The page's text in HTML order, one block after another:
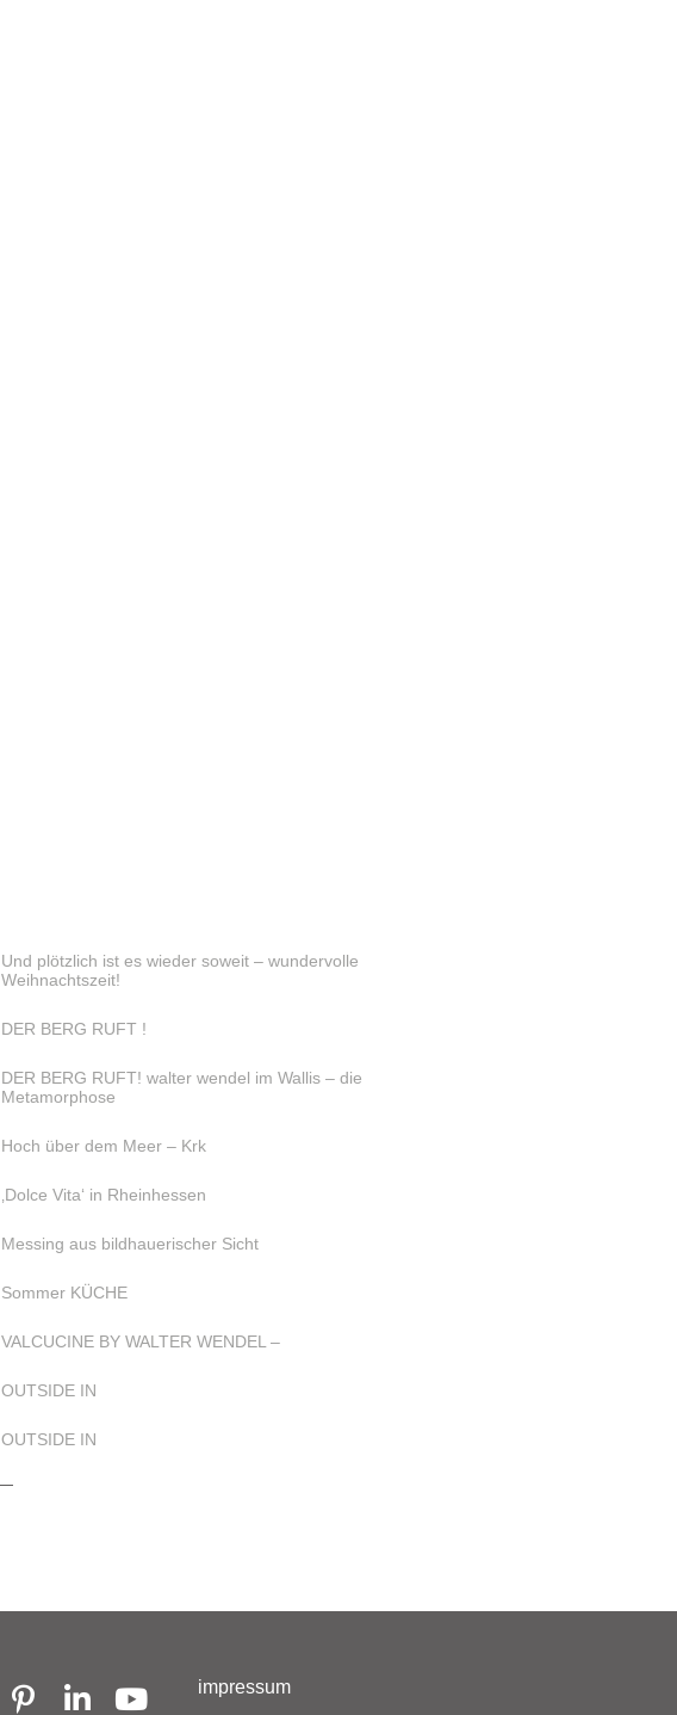
Und plötzlich ist es wieder soweit – wundervolle
Weihnachtszeit!
DER BERG RUFT !
DER BERG RUFT! walter wendel im Wallis – die
Metamorphose
Hoch über dem Meer – Krk
‚Dolce Vita‘ in Rheinhessen
Messing aus bildhauerischer Sicht
Sommer KÜCHE
VALCUCINE BY WALTER WENDEL –
OUTSIDE IN
OUTSIDE IN
impressum